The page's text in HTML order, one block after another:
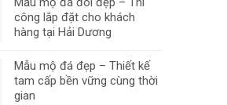
công lắp đặt cho khách
hàng tại Hải Dương
Mẫu mộ đá đẹp – Thiết kế
tam cấp bền vững cùng thời
gian